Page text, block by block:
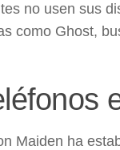
no usen sus
como Ghost,
Maiden ha